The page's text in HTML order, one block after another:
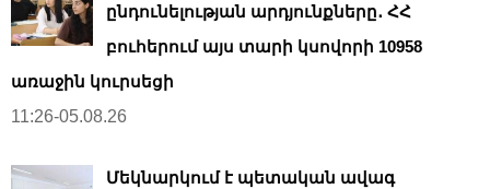
ընդունելության արդյունքները․ ՀՀ
բուհերում այս տարի կսովորի 10958
առաջին կուրսեցի
11:26-05.08.26
Մեկնարկում է պետական ավագ